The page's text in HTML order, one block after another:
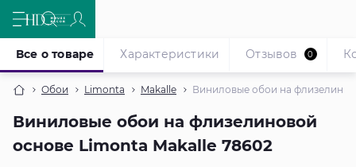
Обои Limonta Makalle Виниловые обои на
Виниловые обои на флизелиновой
основе Limonta Makalle 78602
Все о товаре Характеристики Отзывов 0